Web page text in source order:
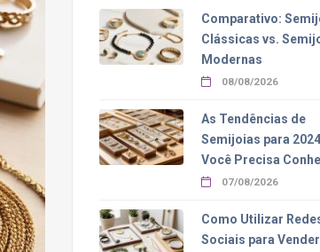
Comparativo:
Clássicas vs.
Modernas
08/08/2026
As Tendências de
Semijoias para
Você Precisa
07/08/2026
Como Utilizar
Sociais para Vender